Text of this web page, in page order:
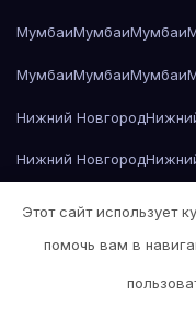
МумбаиМумбаиМумбаи
МумбаиМумбаиМумбаи
Нижний Новгород
Нижний Новгород
Нижний Новгород
Нижний Новгород
Этот сайт использует
помочь вам в